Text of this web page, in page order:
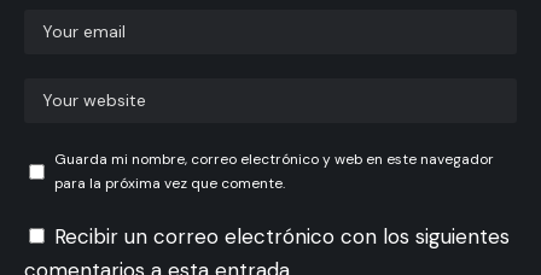
Guarda mi nombre, correo electrónico y web en este navegador
para la próxima vez que comente.
Recibir un correo electrónico con los siguientes